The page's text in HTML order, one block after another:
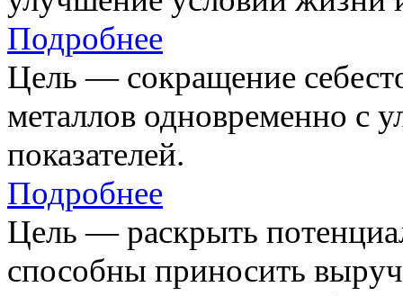
Подробнее
Цель — сокращение
металлов одновременно с
показателей.
Подробнее
Цель — раскрыть
способны приносить